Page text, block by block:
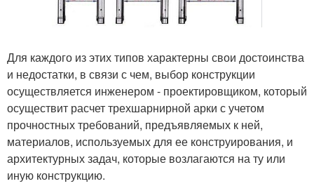
Для каждого из этих типов характерны свои достоинства
и недостатки, в связи с чем, выбор конструкции
осуществляется инженером - проектировщиком, который
осуществит расчет трехшарнирной арки с учетом
прочностных требований, предъявляемых к ней,
материалов, используемых для ее конструирования, и
архитектурных задач, которые возлагаются на ту или
иную конструкцию.